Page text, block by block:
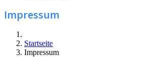
Impressum
Startseite
Impressum